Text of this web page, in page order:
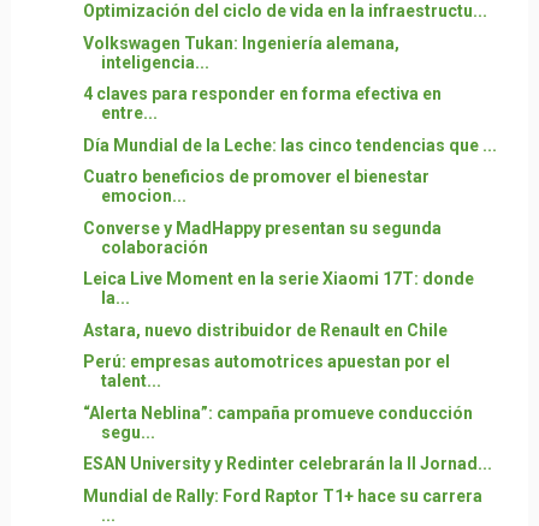
Optimización del ciclo de vida en la infraestructu...
Volkswagen Tukan: Ingeniería alemana,
inteligencia...
4 claves para responder en forma efectiva en
entre...
Día Mundial de la Leche: las cinco tendencias que ...
Cuatro beneficios de promover el bienestar
emocion...
Converse y MadHappy presentan su segunda
colaboración
Leica Live Moment en la serie Xiaomi 17T: donde
la...
Astara, nuevo distribuidor de Renault en Chile
Perú: empresas automotrices apuestan por el
talent...
“Alerta Neblina”: campaña promueve conducción
segu...
ESAN University y Redinter celebrarán la II Jornad...
Mundial de Rally: Ford Raptor T1+ hace su carrera
...